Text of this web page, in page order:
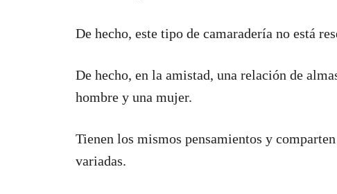
De hecho, este tipo de camaradería no está
De hecho, en la amistad, una relación de
hombre y una mujer.
Tienen los mismos pensamientos y
variadas.